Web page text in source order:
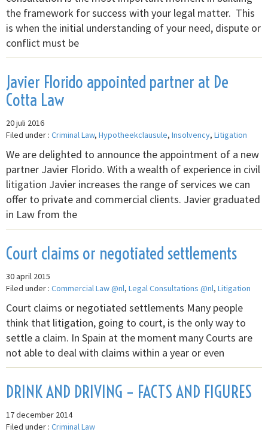
the framework for success with your legal matter. This
is when the initial understanding of your need, dispute or
conflict must be
Javier Florido appointed partner at De
Cotta Law
20 juli 2016
Filed under : Criminal Law, Hypotheekclausule, Insolvency, Litigation
We are delighted to announce the appointment of a new
partner Javier Florido. With a wealth of experience in civil
litigation Javier increases the range of services we can
offer to private and commercial clients. Javier graduated
in Law from the
Court claims or negotiated settlements
30 april 2015
Filed under : Commercial Law @nl, Legal Consultations @nl, Litigation
Court claims or negotiated settlements Many people
think that litigation, going to court, is the only way to
settle a claim. In Spain at the moment many Courts are
not able to deal with claims within a year or even
DRINK AND DRIVING – FACTS AND FIGURES
17 december 2014
Filed under : Criminal Law